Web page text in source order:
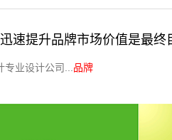
提升品牌市场价值是最终
业设计公司... 品牌